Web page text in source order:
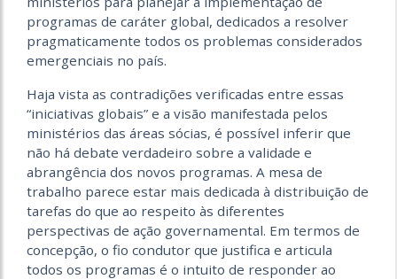
programas de caráter global, dedicados a resolver
pragmaticamente todos os problemas considerados
emergenciais no país.
Haja vista as contradições verificadas entre essas
“iniciativas globais” e a visão manifestada pelos
ministérios das áreas sócias, é possível inferir que
não há debate verdadeiro sobre a validade e
abrangência dos novos programas. A mesa de
trabalho parece estar mais dedicada à distribuição de
tarefas do que ao respeito às diferentes
perspectivas de ação governamental. Em termos de
concepção, o fio condutor que justifica e articula
todos os programas é o intuito de responder ao